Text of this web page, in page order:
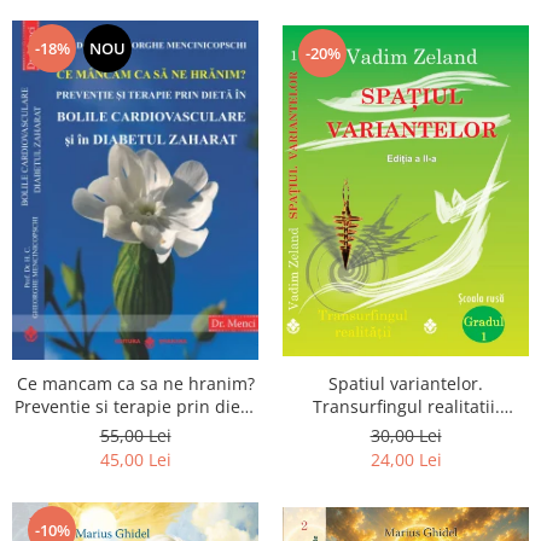
-18% NOU
Ce mancam ca sa ne hranim?
Preventie si terapie prin dieta
in bolile cardiovasculare si in
diabetul zaharat
55,00 Lei
45,00 Lei
-20%
Spatiul variantelor.
Transurfingul realitatii.
Gradul 1. Cum sa ne
dezvoltam intuitia si sa ne
alegem soarta
30,00 Lei
24,00 Lei
-10%